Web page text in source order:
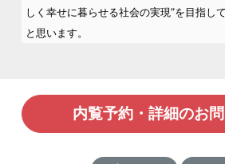
しく幸せに暮らせる社会の実現”を目指し
と思います。
内覧予約・詳細のお